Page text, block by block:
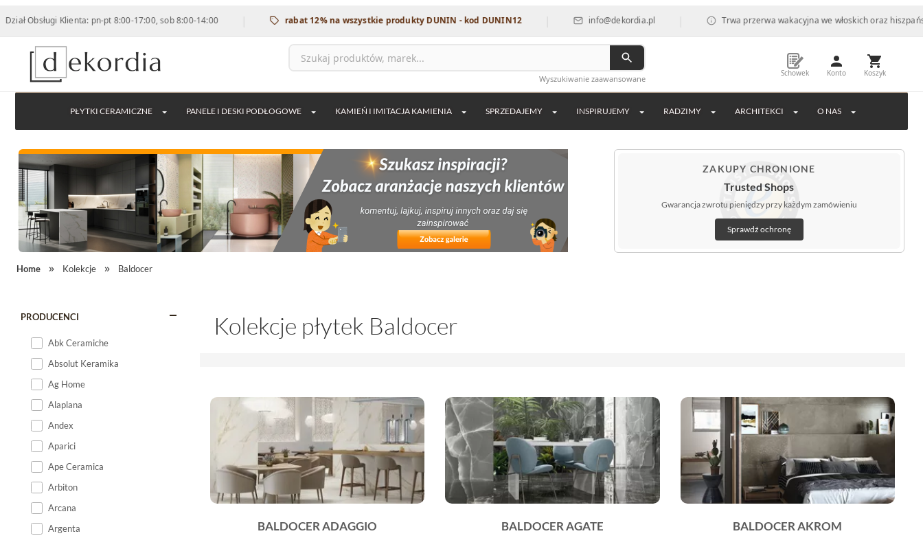
Klienta: pn-pt 8:00-17:00, sob 8:00-14:00 | rabat 12% na wszystkie produkty DUNIN - kod DUNIN12 | info@dekordia.pl | Trwa przerwa wakacyjna we włoskich oraz hiszpańskich
Wyszukiwanie zaawansowane
Schowek Konto Koszyk
PŁYTKI CERAMICZNE PANELE I DESKI PODŁOGOWE KAMIEŃ I IMITACJA KAMIENIA SPRZEDAJEMY INSPIRUJEMY RADZIMY ARCHITEKCI O NAS
ZAKUPY CHRONIONE
Trusted Shops
Gwarancja zwrotu pieniędzy przy każdym zamówieniu
Sprawdź ochronę
Home Kolekcje Baldocer
PRODUCENCI
Abk Ceramiche
Absolut Keramika
Ag Home
Alaplana
Andex
Aparici
Ape Ceramica
Arbiton
Arcana
Argenta
Kolekcje płytek Baldocer
BALDOCER ADAGGIO BALDOCER AGATE BALDOCER AKROM